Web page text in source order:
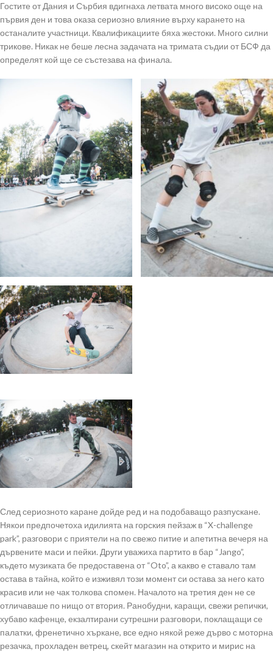
Гостите от Дания и Сърбия вдигнаха летвата много високо още на
първия ден и това оказа сериозно влияние върху карането на
останалите участници. Квалификациите бяха жестоки. Много силни
трикове. Никак не беше лесна задачата на тримата съдии от БСФ да
определят кой ще се състезава на финала.
След сериозното каране дойде ред и на подобаващо разпускане.
Някои предпочетоха идилията на горския пейзаж в “X-challenge
park”, разговори с приятели на по свежо питие и апетитна вечеря на
дървените маси и пейки. Други уважиха партито в бар “Jango”,
където музиката бе предоставена от “Oto”, а какво е ставало там
остава в тайна, който е изживял този момент си остава за него като
красив или не чак толкова спомен. Началото на третия ден не се
отличаваше по нищо от втория. Ранобудни, каращи, свежи репички,
хубаво кафенце, екзалтирани сутрешни разговори, поклащащи се
палатки, френетично хъркане, все едно някой реже дърво с моторна
резачка, прохладен ветрец, скейт магазин на открито и мирис на